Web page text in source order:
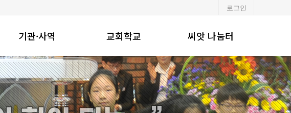
로그인
기관·사역
기관
지역사회와함께
선교사역
교회학교
유·초등부
중·고등부
청년부
씨앗 나눔터
알려드립니다
포토갤러리
행사일정